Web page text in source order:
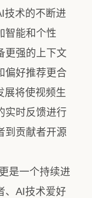
技术的不断进
智能和个性
更强的上下文
偏好推荐更合
展将使视频生
实时反馈进行
到贡献者开源
是一个持续进
、AI技术爱好